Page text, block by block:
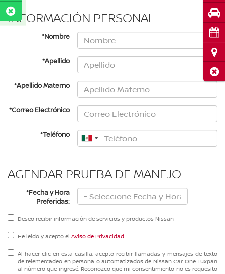
INFORMACIÓN PERSONAL
*Nombre
*Apellido
*Apellido Materno
*Correo Electrónico
*Teléfono
AGENDAR PRUEBA DE MANEJO
*Fecha y Hora
Preferidas:
Deseo recibir información de servicios y productos Nissan
He leído y acepto el Aviso de Privacidad
Al hacer clic en esta casilla, acepto recibir llamadas y mensajes de texto
de telemercadeo en persona o automatizados de Nissan Car One Tuxpan
al número que ingresé. Reconozco que mi consentimiento no es requesito